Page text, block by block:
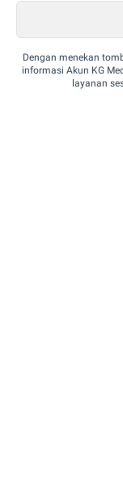
Dengan menekan
informasi Akun KG
layanan